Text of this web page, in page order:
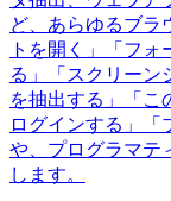
ど、あらゆるブラ
トを開く」「フ
る」「スクリーン
を抽出する」「こ
ログインする」「
や、プログラマテ
します。